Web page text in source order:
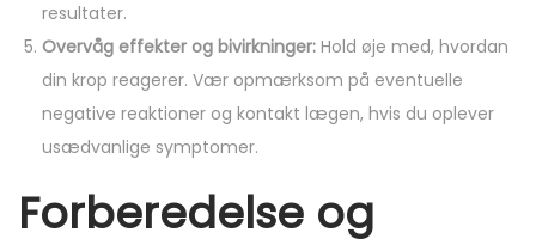
resultater.
Overvåg effekter og bivirkninger: Hold øje med, hvordan
din krop reagerer. Vær opmærksom på eventuelle
negative reaktioner og kontakt lægen, hvis du oplever
usædvanlige symptomer.
Forberedelse og